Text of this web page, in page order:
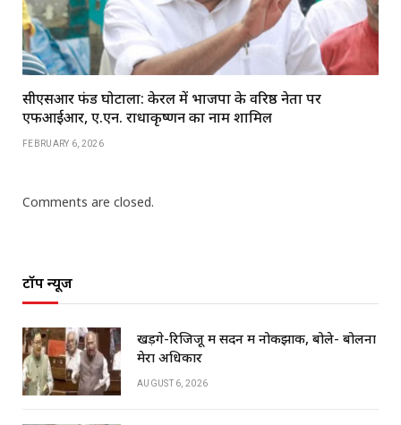
सीएसआर फंड घोटाला: केरल में भाजपा के वरिष्ठ नेता पर
एफआईआर, ए.एन. राधाकृष्णन का नाम शामिल
FEBRUARY 6, 2026
Comments are closed.
टॉप न्यूज
खड़गे-रिजिजू में सदन में नोकझोंक, बोले- बोलना
मेरा अधिकार
AUGUST 6, 2026